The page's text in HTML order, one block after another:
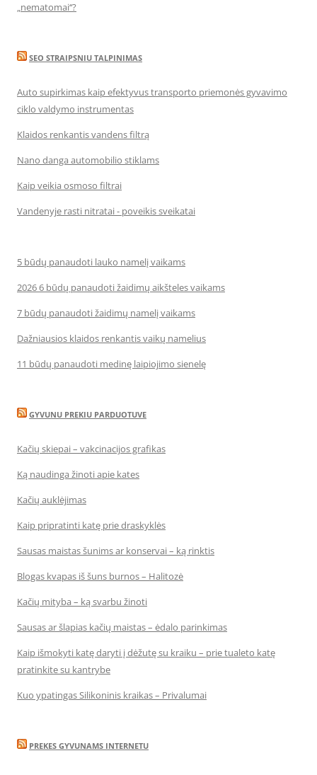
„nematomai‘‘?
SEO STRAIPSNIU TALPINIMAS
Auto supirkimas kaip efektyvus transporto priemonės gyvavimo
ciklo valdymo instrumentas
Klaidos renkantis vandens filtrą
Nano danga automobilio stiklams
Kaip veikia osmoso filtrai
Vandenyje rasti nitratai - poveikis sveikatai
5 būdų panaudoti lauko namelį vaikams
2026 6 būdų panaudoti žaidimų aikšteles vaikams
7 būdų panaudoti žaidimų namelį vaikams
Dažniausios klaidos renkantis vaikų namelius
11 būdų panaudoti medinę laipiojimo sienelę
GYVUNU PREKIU PARDUOTUVE
Kačių skiepai – vakcinacijos grafikas
Ką naudinga žinoti apie kates
Kačių auklėjimas
Kaip pripratinti katę prie draskyklės
Sausas maistas šunims ar konservai – ką rinktis
Blogas kvapas iš šuns burnos – Halitozė
Kačių mityba – ką svarbu žinoti
Sausas ar šlapias kačių maistas – ėdalo parinkimas
Kaip išmokyti katę daryti į dėžutę su kraiku – prie tualeto katę
pratinkite su kantrybe
Kuo ypatingas Silikoninis kraikas – Privalumai
PREKES GYVUNAMS INTERNETU